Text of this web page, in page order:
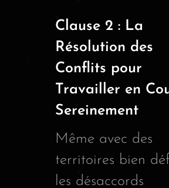
Clause 2 : La
Résolution des
Conflits pour
Travailler en
Sereinement
Même avec des
territoires bien
les désaccords